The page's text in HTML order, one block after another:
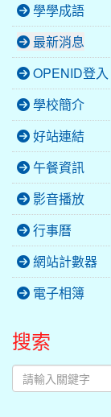
學學成語
最新消息
OPENID登入
學校簡介
好站連結
午餐資訊
影音播放
行事曆
網站計數器
電子相簿
搜索